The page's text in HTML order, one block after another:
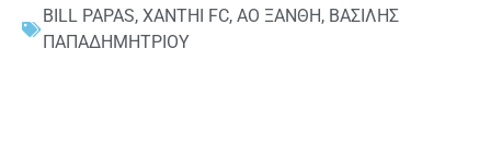
BILL PAPAS, XANTHI FC, ΑΟ ΞΑΝΘΗ, ΒΑΣΙΛΗΣ
ΠΑΠΑΔΗΜΗΤΡΙΟΥ